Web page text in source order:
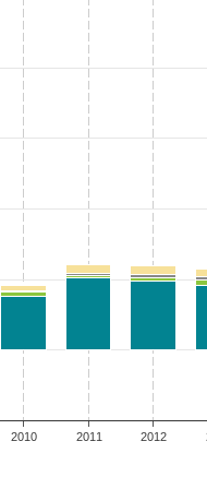
2010 2011 2012